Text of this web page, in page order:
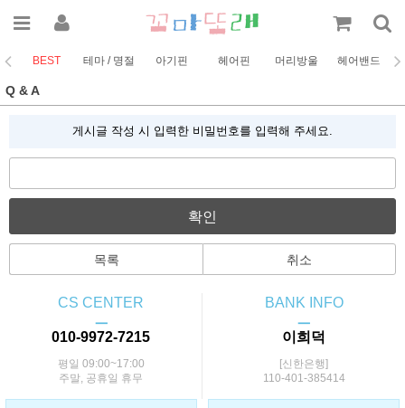
BEST 테마 / 명절 아기핀 헤어핀 머리방울 헤어밴드
Q & A
게시글 작성 시 입력한 비밀번호를 입력해 주세요.
확인
목록 취소
CS CENTER
ㅡ
010-9972-7215
평일 09:00~17:00
주말, 공휴일 휴무
BANK INFO
ㅡ
이희덕
[신한은행]
110-401-385414